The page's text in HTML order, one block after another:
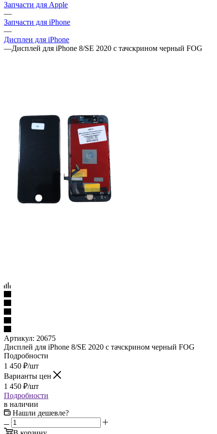
Дисплеи для iPhone
Артикул:
Дисплей для iPhone 8/SE 2020 с тачскрином черный FOG
Подробности
Варианты цен
1 450₽/шт
Подробности
в наличии
Нашли дешевле?
В корзину
Купить в 1 клик
Рассчитать доставку
Самовывоз сегодня - бесплатно